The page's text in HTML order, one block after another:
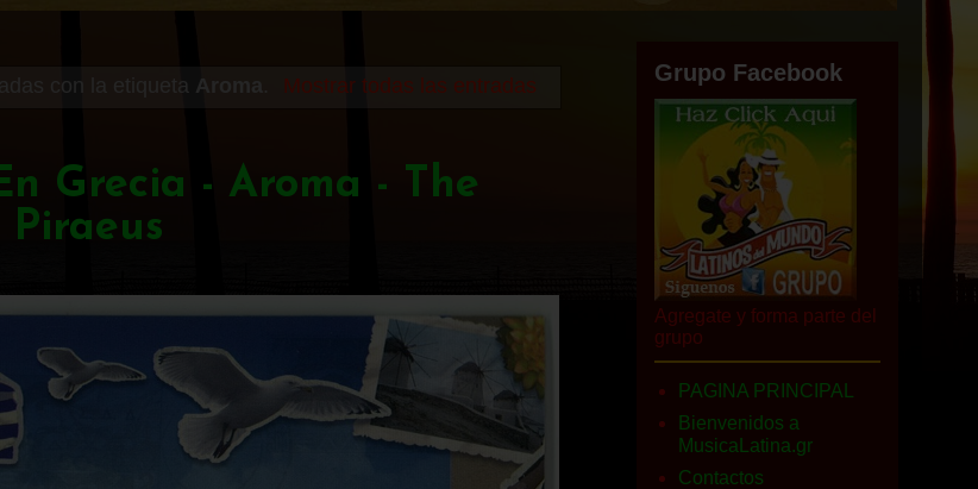
con la etiqueta Aroma Mostrar todas las entradas
Grecia - Aroma - The
Grupo Facebook
Agregate y forma parte del
grupo
PAGINA PRINCIPAL
Bienvenidos a
MusicaLatina.gr
Contactos